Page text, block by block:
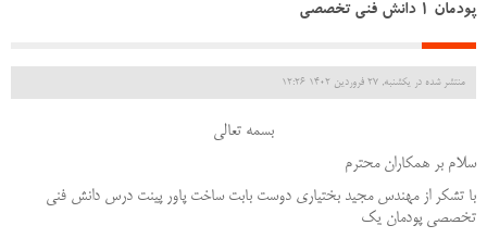
پودمان 1 دانش فنی تخصصی
منتشر شده در یکشنبه, 27 فروردين 1402 12:26
بسمه تعالی
سلام بر همکاران محترم
با تشکر از مهندس مجید بختیاری دوست بابت ساخت پاور پینت درس دانش فنی
تخصصی پودمان یک